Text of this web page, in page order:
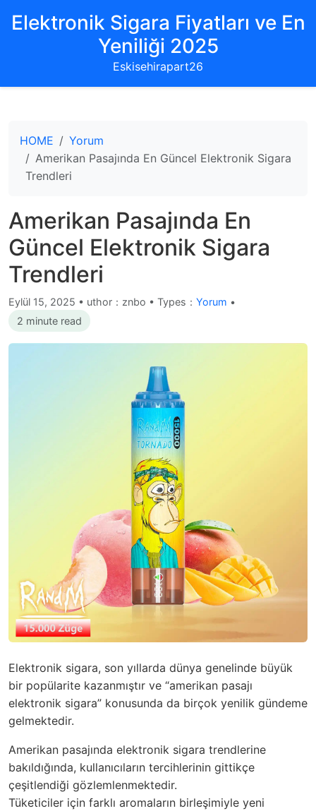
Elektronik Sigara Fiyatları ve En
Yeniliği 2025
Eskisehirapart26
HOME
Yorum
Amerikan Pasajında En Güncel Elektronik Sigara
Trendleri
Amerikan Pasajında En
Güncel Elektronik Sigara
Trendleri
Eylül 15, 2025 • uthor：znbo • Types： Yorum •
2 minute read
Elektronik sigara, son yıllarda dünya genelinde büyük
bir popülarite kazanmıştır ve “amerikan pasajı
elektronik sigara” konusunda da birçok yenilik gündeme
gelmektedir.
Amerikan pasajında elektronik sigara trendlerine
bakıldığında, kullanıcıların tercihlerinin gittikçe
çeşitlendiği gözlemlenmektedir.
Tüketiciler için farklı aromaların birleşimiyle yeni